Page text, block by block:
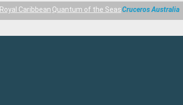
Royal Caribbean Quantum of the SeasCruceros Australia